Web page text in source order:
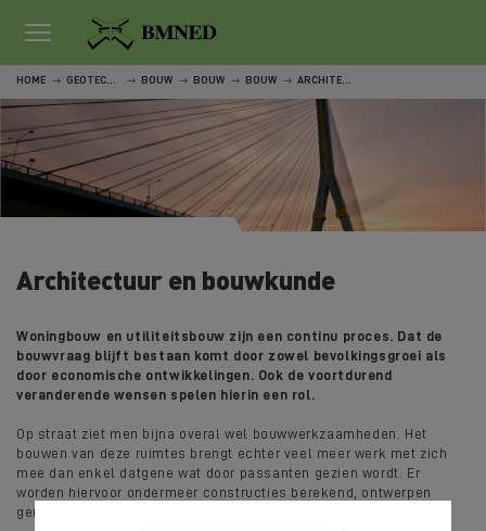
HOME GEOTECHNISCH VELDWERK BOUW BOUW BOUW ARCHITECTUUR EN BOUWKUNDE
Architectuur en bouwkunde
Woningbouw en utiliteitsbouw zijn een continu proces. Dat de
bouwvraag blijft bestaan komt door zowel bevolkingsgroei als
door economische ontwikkelingen. Ook de voortdurend
veranderende wensen spelen hierin een rol.
Op straat ziet men bijna overal wel bouwwerkzaamheden. Het
bouwen van deze ruimtes brengt echter veel meer werk met zich
mee dan enkel datgene wat door passanten gezien wordt. Er
worden hiervoor ondermeer constructies berekend, ontwerpen
gemaakt en plannen geschreven.